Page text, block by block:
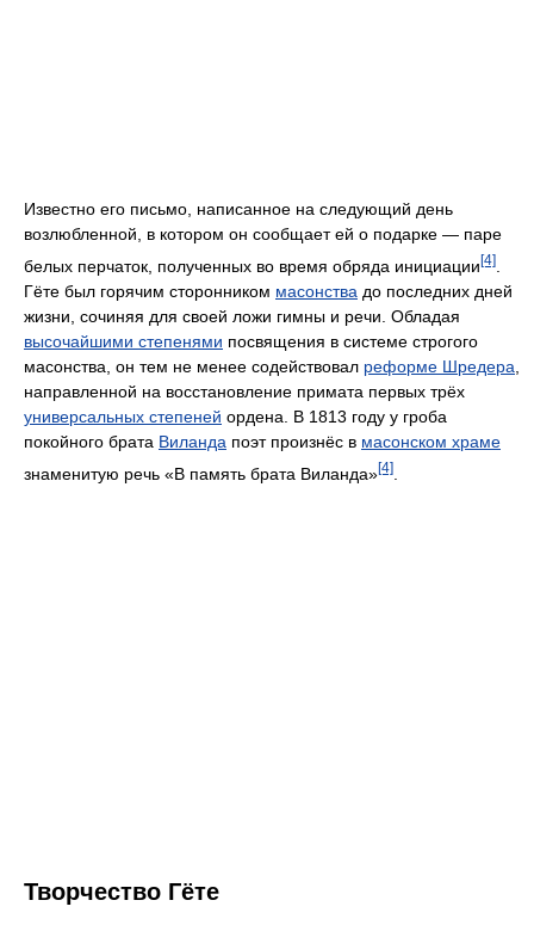
Известно его письмо, написанное на следующий день
возлюбленной, в котором он сообщает ей о подарке — паре
белых перчаток, полученных во время обряда инициации[4]
Гёте был горячим сторонником масонства до последних дней
жизни, сочиняя для своей ложи гимны и речи. Обладая
высочайшими степенями посвящения в системе строгого
масонства, он тем не менее содействовал реформе Шредера
направленной на восстановление примата первых трёх
универсальных степеней ордена. В 1813 году у гроба
покойного брата Виланда поэт произнёс в масонском храме
знаменитую речь «В память брата Виланда»[4]
Творчество Гёте